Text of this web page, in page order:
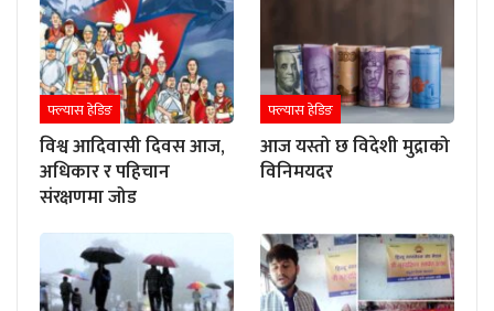
फ्ल्यास हेडिङ
विश्व आदिवासी दिवस आज,
अधिकार र पहिचान
संरक्षणमा जोड
फ्ल्यास हेडिङ
आज यस्तो छ विदेशी मुद्राको
विनिमयदर